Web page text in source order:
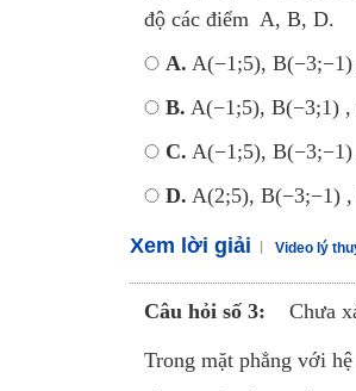
độ các điểm A, B, D.
A. A(−1;5),
B. A(−1;5), B(−3;1) ,
C. A(−1;5),
D. A(2;5), B(−3;−1)
Xem lời giải Video lý
Câu hỏi số 3: Chưa
Trong mặt phẳng với